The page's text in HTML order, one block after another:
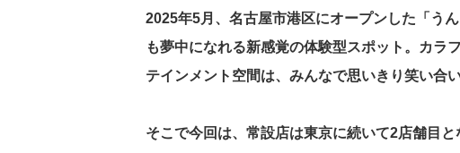
2025年5月、名古屋市港区にオープンした「う
も夢中になれる新感覚の体験型スポット。カラ
テインメント空間は、みんなで思いきり笑い合
そこで今回は、常設店は東京に続いて2店舗目